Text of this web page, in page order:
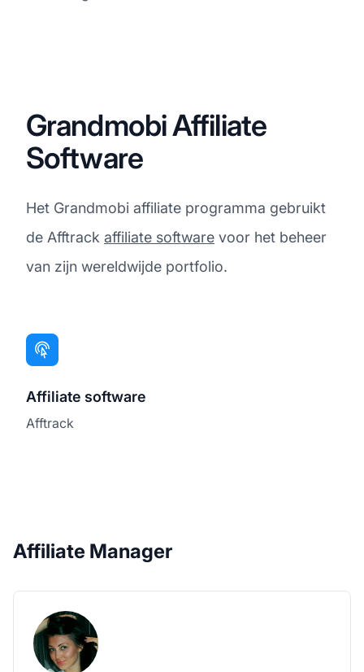
Grandmobi Affiliate
Software
Het Grandmobi affiliate programma gebruikt
de Afftrack affiliate software voor het beheer
van zijn wereldwijde portfolio.
Affiliate software
Afftrack
Affiliate Manager